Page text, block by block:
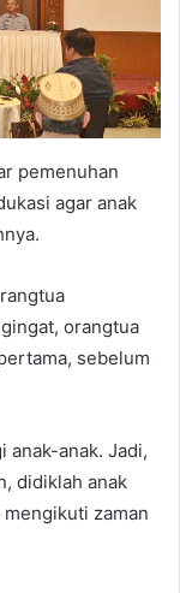
pemenuhan
agar anak
orangtua
sebelum
anak-anak. Jadi,
didiklah anak
zaman